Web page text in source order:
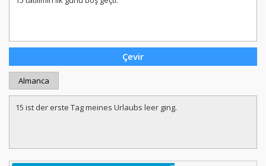
Almanca